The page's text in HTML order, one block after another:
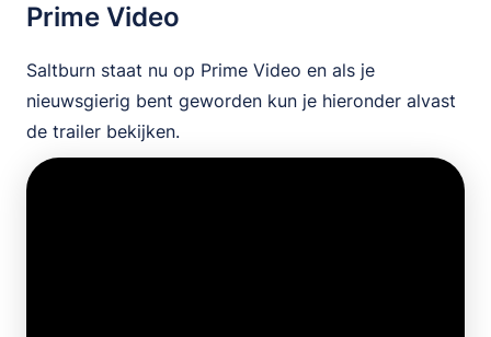
Prime Video
Saltburn staat nu op Prime Video en als je
nieuwsgierig bent geworden kun je hieronder alvast
de trailer bekijken.